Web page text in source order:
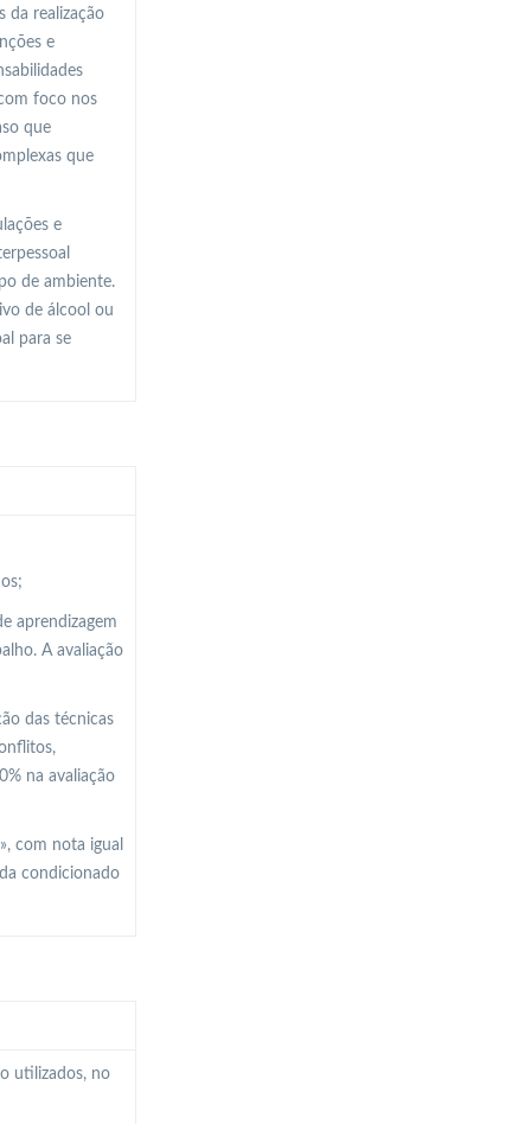
da realização
e
foco nos
que
que
e
de ambiente.
de álcool ou
para se
aprendizagem
A avaliação
das técnicas
na avaliação
com nota igual
condicionado
utilizados, no